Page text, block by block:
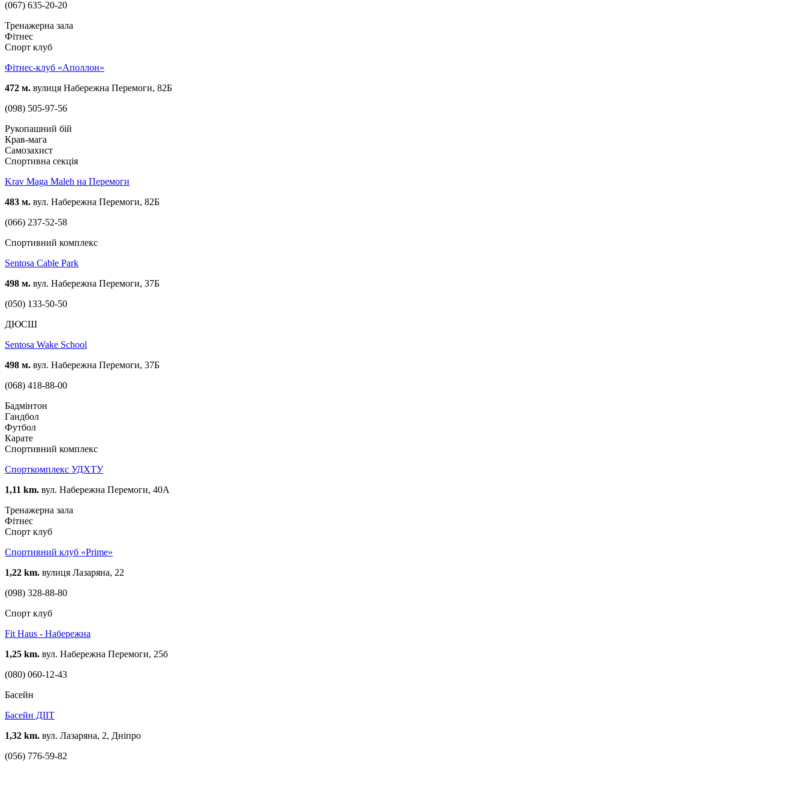
(067) 635-20-20
Тренажерна зала
Фітнес
Спорт клуб
Фітнес-клуб «Аполлон»
472 м. вулиця Набережна Перемоги, 82Б
(098) 505-97-56
Рукопашний бій
Крав-мага
Самозахист
Спортивна секція
Krav Maga Maleh на Перемоги
483 м. вул. Набережна Перемоги, 82Б
(066) 237-52-58
Спортивний комплекс
Sentosa Cable Park
498 м. вул. Набережна Перемоги, 37Б
(050) 133-50-50
ДЮСШ
Sentosa Wake School
498 м. вул. Набережна Перемоги, 37Б
(068) 418-88-00
Бадмінтон
Гандбол
Футбол
Карате
Спортивний комплекс
Спорткомплекс УДХТУ
1,11 km. вул. Набережна Перемоги, 40А
Тренажерна зала
Фітнес
Спорт клуб
Спортивний клуб «Prime»
1,22 km. вулиця Лазаряна, 22
(098) 328-88-80
Спорт клуб
Fit Haus - Набережна
1,25 km. вул. Набережна Перемоги, 25б
(080) 060-12-43
Басейн
Басейн ДІІТ
1,32 km. вул. Лазаряна, 2, Дніпро
(056) 776-59-82